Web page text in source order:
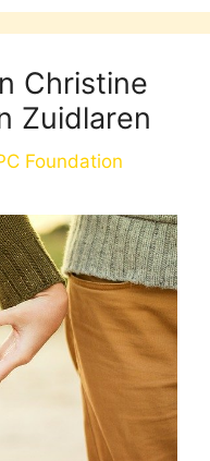
Christine
Zuidlaren
Foundation